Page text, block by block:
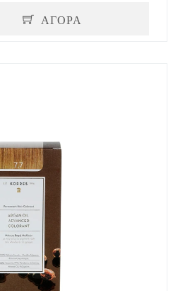
ΑΓΟΡΑ